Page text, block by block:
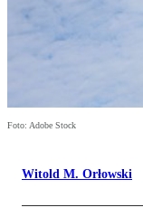
Foto: Adobe Stock
Witold M. Orłowski